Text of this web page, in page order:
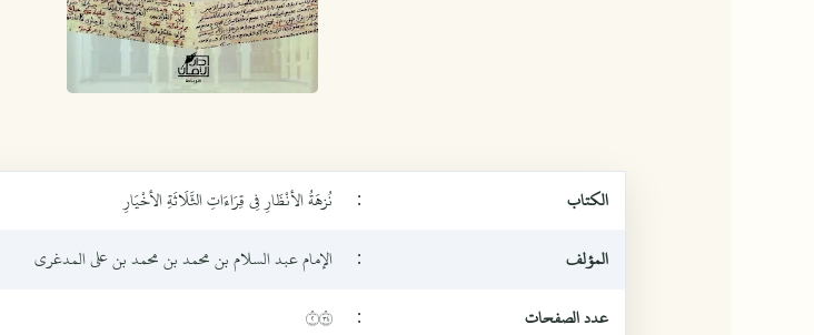
الكتاب :
نُزهَةُ الأنْظَارِ فِي قِرَاءَاتِ الثَّلَاثَةِ الأخْيَارِ
المؤلف
:
الإمام عبد السلام بن محمد بن محمد بن علي المدغري
عدد الصفحات
:
٢٤٣